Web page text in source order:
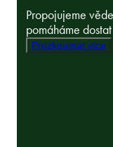
Propojujeme
pomáháme
Prozkoumat více